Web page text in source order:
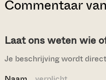
Commentaar
Laat ons weten wie
Je beschrijving wordt